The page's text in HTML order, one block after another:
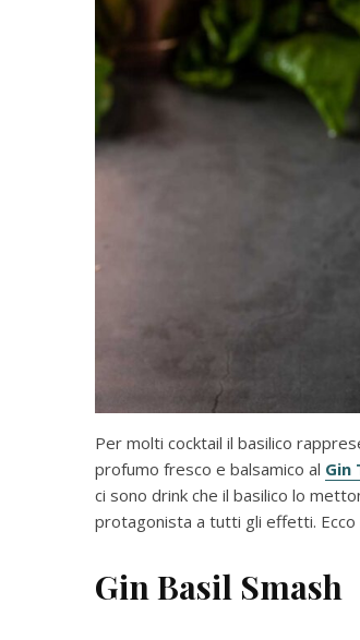
Per molti cocktail il basilico
profumo fresco e balsamico al Gin
ci sono drink che il basilico lo
protagonista a tutti gli effetti. Ecco
Gin Basil Smash